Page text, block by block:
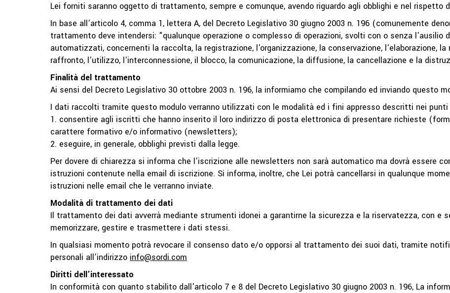
Lei forniti saranno oggetto di trattamento, sempre e comunque, avendo riguardo agli obblighi e nel rispetto
In base all'articolo 4, comma 1, lettera A, del Decreto Legislativo 30 giugno 2003 n. 196 (comunemente
trattamento deve intendersi: "qualunque operazione o complesso di operazioni, svolti con o senza l'ausilio
automatizzati, concernenti la raccolta, la registrazione, l'organizzazione, la conservazione, l'elaborazione,
raffronto, l'utilizzo, l'interconnessione, il blocco, la comunicazione, la diffusione, la cancellazione e la
Finalità del trattamento
Ai sensi del Decreto Legislativo 30 ottobre 2003 n. 196, la informiamo che compilando ed inviando questo
I dati raccolti tramite questo modulo verranno utilizzati con le modalità ed i fini appresso descritti nei punti
1. consentire agli iscritti che hanno inserito il loro indirizzo di posta elettronica di presentare richieste
carattere formativo e/o informativo (newsletters);
2. eseguire, in generale, obblighi previsti dalla legge.
Per dovere di chiarezza si informa che l’iscrizione alle newsletters non sarà automatico ma dovrà essere
istruzioni contenute nella email di iscrizione. Si informa, inoltre, che Lei potrà cancellarsi in qualunque
istruzioni nelle email che le verranno inviate.
Modalità di trattamento dei dati
Il trattamento dei dati avverrà mediante strumenti idonei a garantirne la sicurezza e la riservatezza, con
memorizzare, gestire e trasmettere i dati stessi.
In qualsiasi momento potrà revocare il consenso dato e/o opporsi al trattamento dei suoi dati, tramite
personali all’indirizzo info@sordi.com
Diritti dell’interessato
In conformità con quanto stabilito dall'articolo 7 e 8 del Decreto Legislativo 30 giugno 2003 n. 196, La